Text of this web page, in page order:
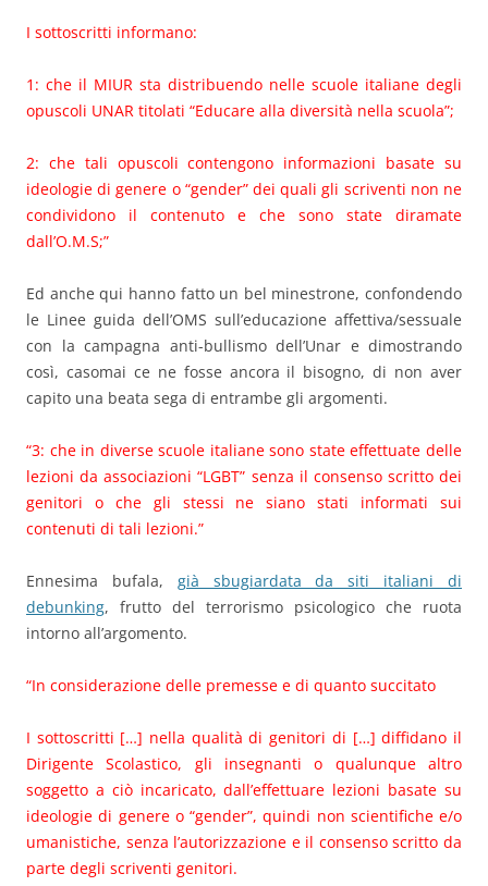
I sottoscritti informano:
1: che il MIUR sta distribuendo nelle scuole italiane degli
opuscoli UNAR titolati “Educare alla diversità nella scuola”;
2: che tali opuscoli contengono informazioni basate su
ideologie di genere o “gender” dei quali gli scriventi non ne
condividono il contenuto e che sono state diramate
dall’O.M.S;”
Ed anche qui hanno fatto un bel minestrone, confondendo
le Linee guida dell’OMS sull’educazione affettiva/sessuale
con la campagna anti-bullismo dell’Unar e dimostrando
così, casomai ce ne fosse ancora il bisogno, di non aver
capito una beata sega di entrambe gli argomenti.
“3: che in diverse scuole italiane sono state effettuate delle
lezioni da associazioni “LGBT” senza il consenso scritto dei
genitori o che gli stessi ne siano stati informati sui
contenuti di tali lezioni.”
Ennesima bufala, già sbugiardata da siti italiani di
debunking, frutto del terrorismo psicologico che ruota
intorno all’argomento.
“In considerazione delle premesse e di quanto succitato
I sottoscritti […] nella qualità di genitori di […] diffidano il
Dirigente Scolastico, gli insegnanti o qualunque altro
soggetto a ciò incaricato, dall’effettuare lezioni basate su
ideologie di genere o “gender”, quindi non scientifiche e/o
umanistiche, senza l’autorizzazione e il consenso scritto da
parte degli scriventi genitori.